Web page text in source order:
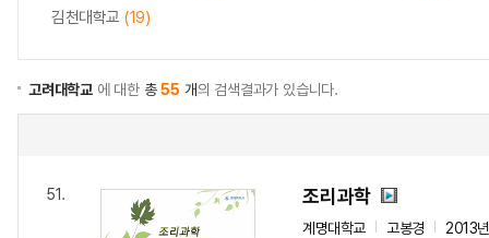
김천대학교 (19)
고려대학교 에 대한 총55 개의 검색결과가 있습니다.
51. 조리과학
계명대학교 고봉경
2013